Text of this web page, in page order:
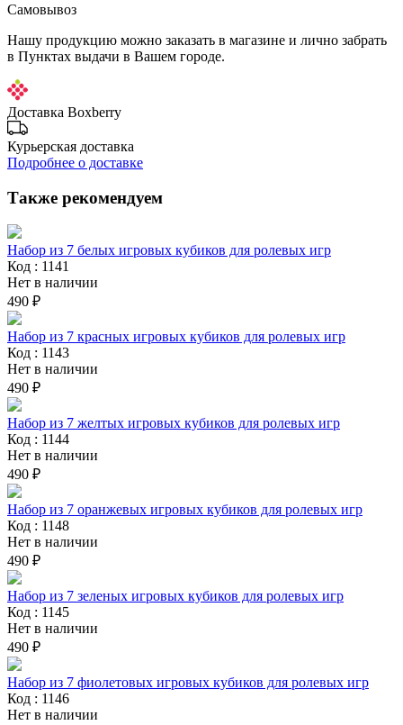
Самовывоз
Нашу продукцию можно заказать в магазине и лично забрать
в Пунктах выдачи в Вашем городе.
Доставка Boxberry
Курьерская доставка
Подробнее о доставке
Также рекомендуем
Набор из 7 белых игровых кубиков для ролевых игр
Код : 1141
Нет в наличии
490 ₽
Набор из 7 красных игровых кубиков для ролевых игр
Код : 1143
Нет в наличии
490 ₽
Набор из 7 желтых игровых кубиков для ролевых игр
Код : 1144
Нет в наличии
490 ₽
Набор из 7 оранжевых игровых кубиков для ролевых игр
Код : 1148
Нет в наличии
490 ₽
Набор из 7 зеленых игровых кубиков для ролевых игр
Код : 1145
Нет в наличии
490 ₽
Набор из 7 фиолетовых игровых кубиков для ролевых игр
Код : 1146
Нет в наличии